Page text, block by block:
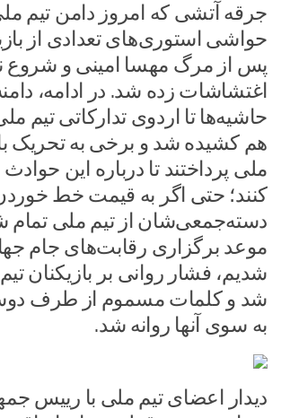
جرقه آتشی که امروز دامن تیم
حواشی استوری‌های تعدادی از
پس از مرگ مهسا امینی و شروع
اغتشاشات زده شد. در ادامه،
حاشیه‌ها تا اردوی تدارکاتی تیم
هم کشیده شد و برخی به تحریک
ملی پرداختند تا درباره این
کنند؛ حتی اگر به قیمت خط
دسته‌جمعی‌شان از تیم ملی تمام
موعد برگزاری رقابت‌های جام
شدیم، فشار روانی بر بازیکنان
شد و کلمات مسموم از طرف
به سوی آنها روانه شد.
دیدار اعضای تیم ملی با رییس